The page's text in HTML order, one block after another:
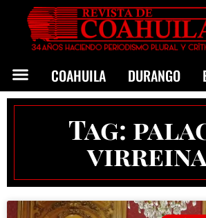
COAHUILA DURANGO
Tag: